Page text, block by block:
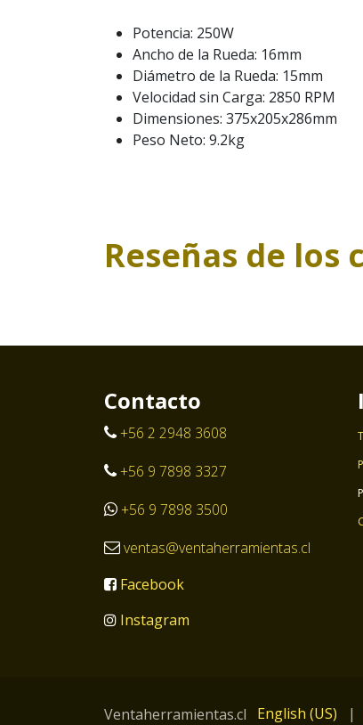
Potencia: 250W
Ancho de la Rueda: 16mm
Diámetro de la Rueda: 15mm
Velocidad sin Carga: 2850 RPM
Dimensiones: 375x205x286mm
Peso Neto: 9.2kg
Reseñas de los
Contacto
+56 2 2948 3608
+56 9 7898 3327
+56 9 7898 3500
ventas@ventaherramientas.cl
Facebook
Instagram
Ventaherramientas.cl English (US) |